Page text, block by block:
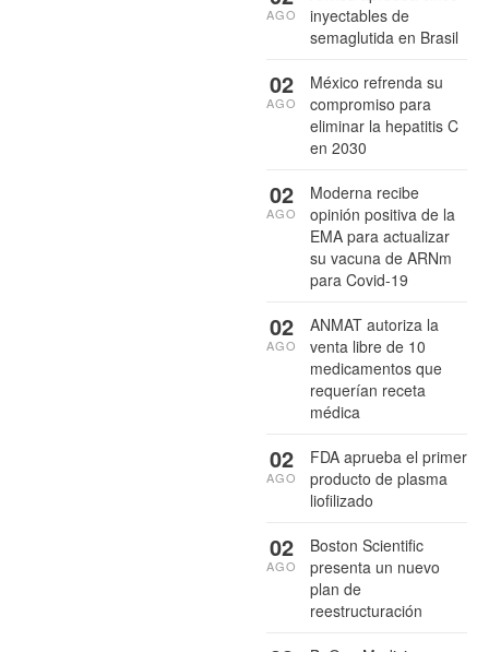
inyectables de
semaglutida en Brasil
AGO
México refrenda su
compromiso para
eliminar la hepatitis C
en 2030
02
AGO
Moderna recibe
opinión positiva de la
EMA para actualizar
su vacuna de ARNm
para Covid-19
02
AGO
ANMAT autoriza la
venta libre de 10
medicamentos que
requerían receta
médica
02
AGO
FDA aprueba el primer
producto de plasma
liofilizado
02
AGO
Boston Scientific
presenta un nuevo
plan de
reestructuración
02
AGO